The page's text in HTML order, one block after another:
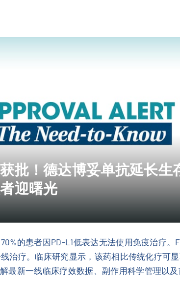
批！德达博妥单抗延长生
迎曙光
的患者因PD-L1低表达无法使用免疫治疗。
治疗。临床研究显示，该药相比传统化疗可
最新一线临床疗效数据、副作用科学管理以